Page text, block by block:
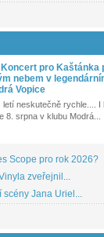
Koncert pro Kaštánka
nebem v
Vopice
letí neskutečně rychle.... I
8. srpna v klubu Modrá...
Scope pro rok 2026?
zveřejnil...
Jana Uriel...